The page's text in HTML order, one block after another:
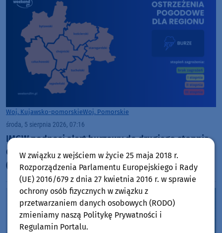
Woj. Kujawsko-pomorskieWoj. Pomorskie
środa, 5 sierpnia 2026, 07:16
IMGW podnosi alert burzowy do drugiego stopnia.
Ostrzega przed silnym deszczem, wiatrem i gradem
(AKTUALIZACJA)
W związku z wejściem w życie 25 maja 2018 r.
Rozporządzenia Parlamentu Europejskiego i Rady
(UE) 2016/679 z dnia 27 kwietnia 2016 r. w sprawie
ochrony osób fizycznych w związku z
przetwarzaniem danych osobowych (RODO)
zmieniamy naszą Politykę Prywatności i
Regulamin Portalu.